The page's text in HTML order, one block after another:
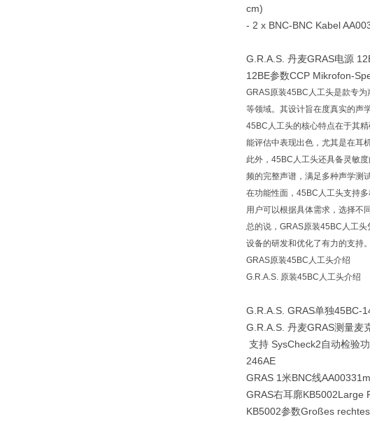
cm)
- 2 x BNC-BNC Kabel
G.R.A.S. 丹麦GRAS电源
12BE参数CCP Mikrofon-
GRAS原装45BC人工头是款专
等领域。其设计旨在度真实的声
45BC人工头的核心特点在于其
能评估中表现出色，尤其是在耳
此外，45BC人工头还具备灵敏
频的完整声谱，满足多种声学测试
在功能性面，45BC人工头支持
用户可以根据具体需求，选择不
总的说，GRAS原装45BC人工
设备的研发和优化了有力的支持。
GRAS原装45BC人工头介绍
G.R.A.S. 原装45BC人工头介绍
G.R.A.S. GRAS单独45BC-
G.R.A.S. 丹麦GRAS测量
支持 SysCheck2自动检验
246AE
GRAS 1米BNC线AA0033
GRAS右耳廓KB5002Large
KB5002参数Großes